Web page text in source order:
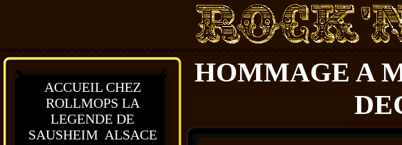
ACCUEIL CHEZ
ROLLMOPS LA
LEGENDE DE
SAUSHEIM ALSACE
HOMMAGE A